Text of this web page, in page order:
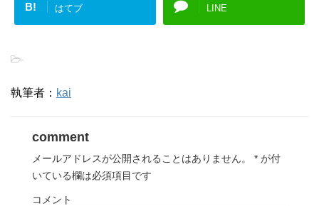
B! はてブ LINE
-
執筆者： kai
comment
メールアドレスが公開されることはありません。 * が付
いている欄は必須項目です
コメント